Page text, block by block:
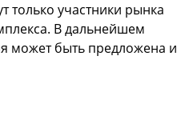
только участники рынка
В дальнейшем
может быть предложена и